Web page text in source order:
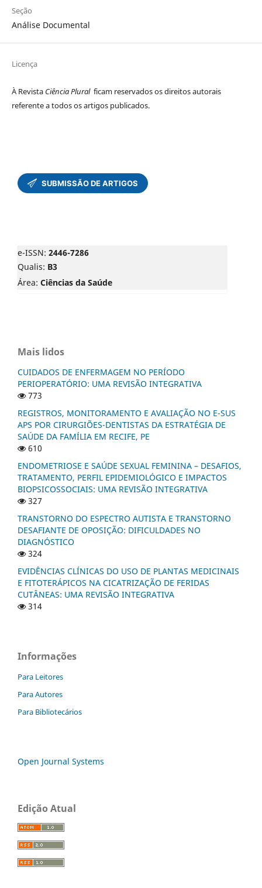
Seção
Análise Documental
Licença
À Revista Ciência Plural ficam reservados os direitos autorais
referente a todos os artigos publicados.
e-ISSN: 2446-7286
Qualis: B3
Área: Ciências da Saúde
Mais lidos
CUIDADOS DE ENFERMAGEM NO PERÍODO
PERIOPERATÓRIO: UMA REVISÃO INTEGRATIVA
773
REGISTROS, MONITORAMENTO E AVALIAÇÃO NO E-SUS
APS POR CIRURGIÕES-DENTISTAS DA ESTRATÉGIA DE
SAÚDE DA FAMÍLIA EM RECIFE, PE
610
ENDOMETRIOSE E SAÚDE SEXUAL FEMININA – DESAFIOS,
TRATAMENTO, PERFIL EPIDEMIOLÓGICO E IMPACTOS
BIOPSICOSSOCIAIS: UMA REVISÃO INTEGRATIVA
327
TRANSTORNO DO ESPECTRO AUTISTA E TRANSTORNO
DESAFIANTE DE OPOSIÇÃO: DIFICULDADES NO
DIAGNÓSTICO
324
EVIDÊNCIAS CLÍNICAS DO USO DE PLANTAS MEDICINAIS
E FITOTERÁPICOS NA CICATRIZAÇÃO DE FERIDAS
CUTÂNEAS: UMA REVISÃO INTEGRATIVA
314
Informações
Para Leitores
Para Autores
Para Bibliotecários
Open Journal Systems
Edição Atual